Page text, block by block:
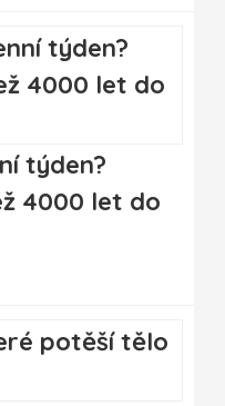
týden?
4000 let do